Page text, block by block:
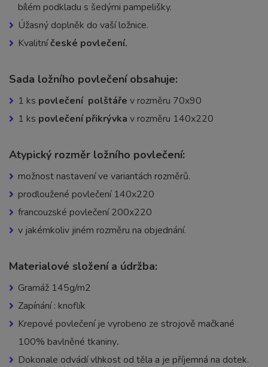
bílém podkladu s šedými pampelišky.
Úžasný doplněk do vaší ložnice.
Kvalitníčeské povlečení.
Sada ložního povlečení obsahuje:
1 ks povlečení polštáře v rozměru 70x90
1 ks povlečení přikrývka v rozměru 140x220
Atypický rozměr ložního povlečení:
možnost nastavení ve variantách rozměrů.
prodloužené povlečení 140x220
francouzské povlečení 200x220
v jakémkoliv jiném rozměru na objednání.
Materialové složení a údržba:
Gramáž 145g/m2
Zapínání : knoflík
Krepové povlečení je vyrobeno ze strojově mačkané
100% bavlněné tkaniny.
Dokonale odvádí vlhkost od těla a je příjemná na dotek.